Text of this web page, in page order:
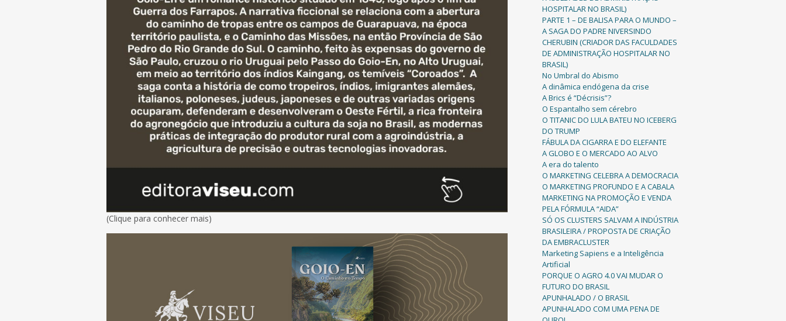
(Clique para conhecer mais)
HOSPITALAR NO BRASIL)
PARTE 1 – DE BALISA PARA O MUNDO –
A SAGA DO PADRE NIVERSINDO
CHERUBIN (CRIADOR DAS FACULDADES
DE ADMINISTRAÇÃO HOSPITALAR NO
BRASIL)
No Umbral do Abismo
A dinâmica endógena da crise
A Brics é “Décrisis”?
O Espantalho sem cérebro
O TITANIC DO LULA BATEU NO ICEBERG
DO TRUMP
FÁBULA DA CIGARRA E DO ELEFANTE
A GLOBO E O MERCADO AO ALVO
A era do talento
O MARKETING CELEBRA A DEMOCRACIA
O MARKETING PROFUNDO E A CABALA
MARKETING NA PROMOÇÃO E VENDA
PELA FÓRMULA “AIDA”
SÓ OS CLUSTERS SALVAM A INDÚSTRIA
BRASILEIRA / PROPOSTA DE CRIAÇÃO
DA EMBRACLUSTER
Marketing Sapiens e a Inteligência
Artificial
PORQUE O AGRO 4.0 VAI MUDAR O
FUTURO DO BRASIL
APUNHALADO / O BRASIL
APUNHALADO COM UMA PENA DE